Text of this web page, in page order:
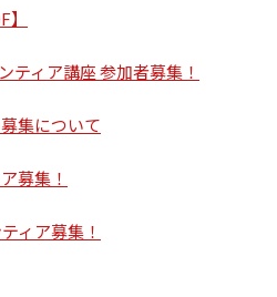
ティア講座 参加者募集！
集について
募集！
ィア募集！